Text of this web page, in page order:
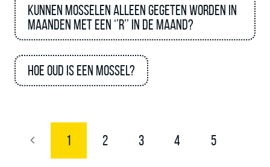
Kunnen mosselen alleen gegeten worden in
maanden met een ‘’R’’ in de maand?
Hoe oud is een mossel?
1 2 3 4 5